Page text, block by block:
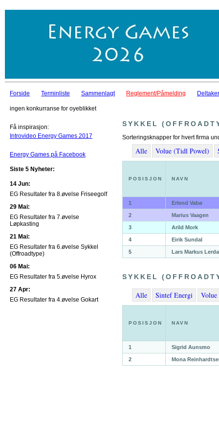
Forside Terminliste Sammenlagt Reglement/Påmelding
ingen konkurranse for oyeblikket
Få inspirasjon:
Introvideo Energy Games 2017
Energy Games på Facebook
Siste 5 Nyheter:
14 Jun:
EG Resultater fra 8.øvelse Friseegolf
29 Mai:
EG Resultater fra 7.øvelse
Løpkasting
21 Mai:
EG Resultater fra 6.øvelse Sykkel
(Offroadtype)
06 Mai:
EG Resultater fra 5.øvelse Hyrox
27 Apr:
EG Resultater fra 4.øvelse Gokart
SYKKEL
Sorteringsknapper for hvert firma
Alle Volue (Tidl Powel)
POSISJON NAVN
1 Erlend Vabø
2 Marius Vaagen
3 Arild Mork
4 Eirik Sundal
5 Lars Markus
SYKKEL
Alle Sintef Energi
POSISJON NAVN
1 Sigrid Aunsmo
2 Mona